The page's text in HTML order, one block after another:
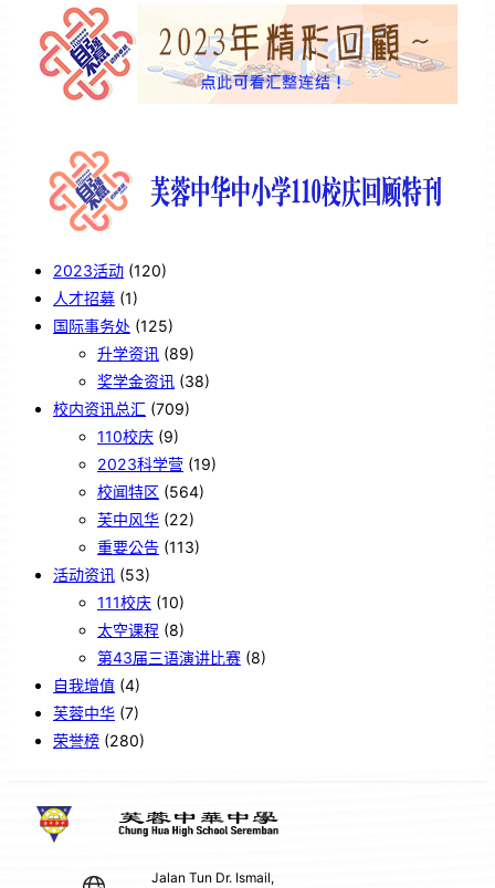
2023活动 (120)
人才招募 (1)
国际事务处 (125)
升学资讯 (89)
奖学金资讯 (38)
校内资讯总汇 (709)
110校庆 (9)
2023科学营 (19)
校闻特区 (564)
芙中风华 (22)
重要公告 (113)
活动资讯 (53)
111校庆 (10)
太空课程 (8)
第43届三语演讲比赛 (8)
自我增值 (4)
芙蓉中华 (7)
荣誉榜 (280)
Jalan Tun Dr. Ismail,